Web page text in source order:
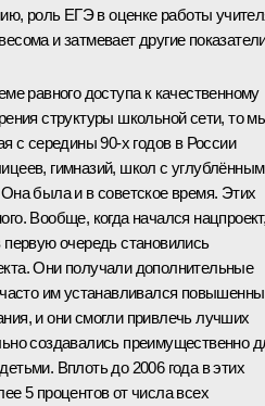
роль ЕГЭ в оценке работы
и затмевает другие
равного доступа к качественному
структуры школьной сети, то
с середины 90-х годов в России
гимназий, школ с углублённым
была и в советское время. Этих
Вообще, когда начался
очередь становились
Они получали дополнительные
им устанавливался
и они смогли привлечь лучших
создавались преимущественно
Вплоть до 2006 года в этих
5 процентов от числа всех